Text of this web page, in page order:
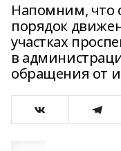
Напомним, что
порядок
участках
в
обращения от